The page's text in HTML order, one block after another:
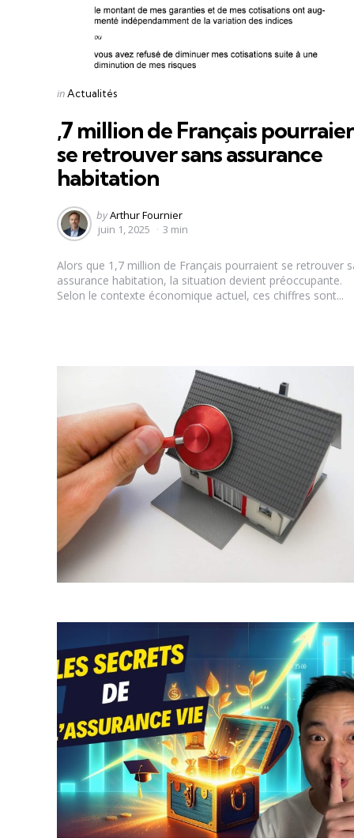
Categories
Posted
inActualités
,7 million de Français
se retrouver sans assurance
habitation
Posted
by
byArthur Fournier
juin 1, 2025
3 min
Alors que 1,7 million de Français pourraient se retrouver
assurance habitation, la situation devient préoccupante.
Selon le contexte économique actuel, ces chiffres sont...